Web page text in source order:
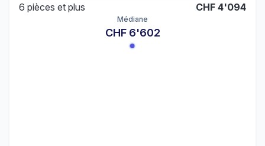
6 pièces et plus
CHF 4'094
Médiane
CHF 6'602